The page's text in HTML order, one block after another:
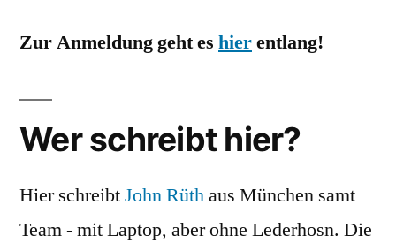
Zur Anmeldung geht es hierentlang!
Wer schreibt hier?
Hier schreibtJohn Rüthaus München samt
Team - mit Laptop, aber ohne Lederhosn. Die